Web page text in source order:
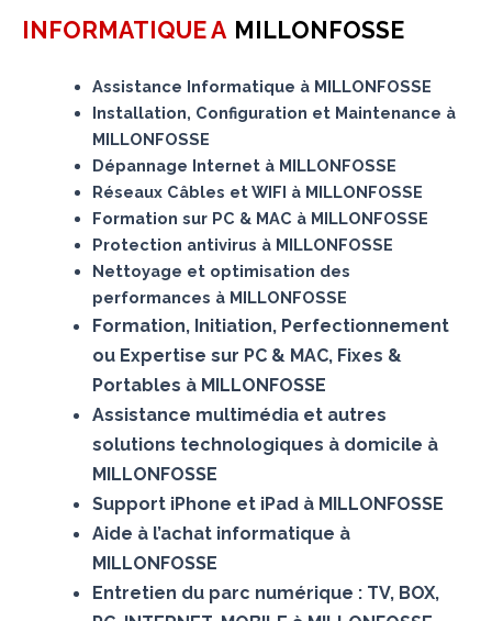
INFORMATIQUE A MILLONFOSSE
Assistance Informatique à MILLONFOSSE
Installation, Configuration et Maintenance à
MILLONFOSSE
Dépannage Internet à MILLONFOSSE
Réseaux Câbles et WIFI à MILLONFOSSE
Formation sur PC & MAC à MILLONFOSSE
Protection antivirus à MILLONFOSSE
Nettoyage et optimisation des
performances à MILLONFOSSE
Formation, Initiation, Perfectionnement
ou Expertise sur PC & MAC, Fixes &
Portables à MILLONFOSSE
Assistance multimédia et autres
solutions technologiques à domicile à
MILLONFOSSE
Support iPhone et iPad à MILLONFOSSE
Aide à l’achat informatique à
MILLONFOSSE
Entretien du parc numérique : TV, BOX,